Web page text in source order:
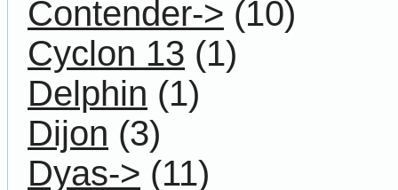
Contender-> (10)
Cyclon 13 (1)
Delphin (1)
Dijon (3)
Dyas-> (11)